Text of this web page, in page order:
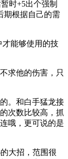
时+5出个强制
期根据自己的需
才能够使用的技
求他的伤害，只
。和白手猛龙接
次数比较高，抓
哦，更可说的是
大招，范围很